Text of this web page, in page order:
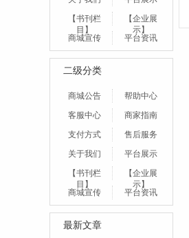
【书刊栏
目】
【企业展
示】
商城宣传
平台资讯
二级分类
商城公告
帮助中心
客服中心
商家指南
支付方式
售后服务
关于我们
平台展示
【书刊栏
目】
【企业展
示】
商城宣传
平台资讯
最新文章